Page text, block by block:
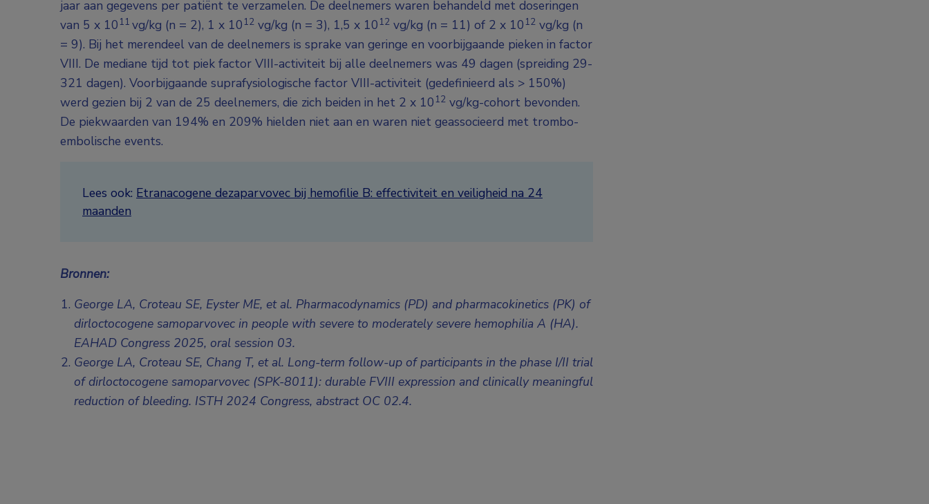
jaar aan gegevens per patiënt te verzamelen. De deelnemers waren behandeld met doseringen
van 5 x 1011 vg/kg (n = 2), 1 x 1012 vg/kg (n = 3), 1,5 x 1012 vg/kg (n = 11) of 2 x 1012 vg/kg (n
= 9). Bij het merendeel van de deelnemers is sprake van geringe en voorbijgaande pieken in factor
VIII. De mediane tijd tot piek factor VIII-activiteit bij alle deelnemers was 49 dagen (spreiding 29-
321 dagen). Voorbijgaande suprafysiologische factor VIII-activiteit (gedefinieerd als > 150%)
werd gezien bij 2 van de 25 deelnemers, die zich beiden in het 2 x 1012 vg/kg-cohort bevonden.
De piekwaarden van 194% en 209% hielden niet aan en waren niet geassocieerd met trombo-
embolische events.
Lees ook: Etranacogene dezaparvovec bij hemofilie B: effectiviteit en veiligheid na 24
maanden
Bronnen:
George LA, Croteau SE, Eyster ME, et al. Pharmacodynamics (PD) and pharmacokinetics (PK) of
dirloctocogene samoparvovec in people with severe to moderately severe hemophilia A (HA).
EAHAD Congress 2025, oral session 03.
George LA, Croteau SE, Chang T, et al. Long-term follow-up of participants in the phase I/II trial
of dirloctocogene samoparvovec (SPK-8011): durable FVIII expression and clinically meaningful
reduction of bleeding. ISTH 2024 Congress, abstract OC 02.4.